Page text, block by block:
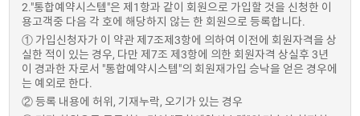
2."통합예약시스템"은 제1항과 같이 회원으로 가입할 것을 신청한 이
용고객중 다음 각 호에 해당하지 않는 한 회원으로 등록합니다.
① 가입신청자가 이 약관 제7조제3항에 의하여 이전에 회원자격을 상
실한 적이 있는 경우, 다만 제7조 제3항에 의한 회원자격 상실후 3년
이 경과한 자로서 "통합예약시스템"의 회원재가입 승낙을 얻은 경우에
는 예외로 한다.
② 등록 내용에 허위, 기재누락, 오기가 있는 경우